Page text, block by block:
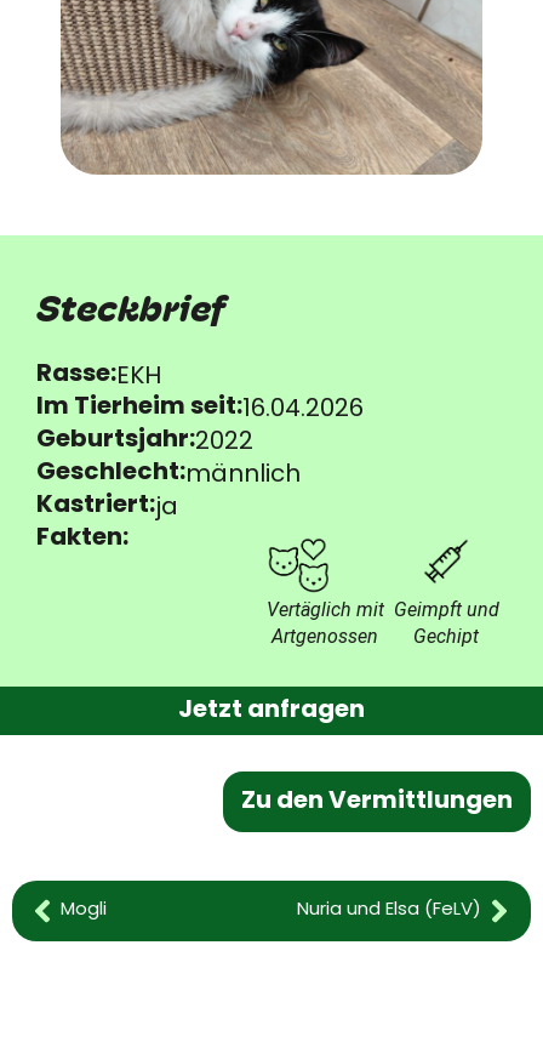
Steckbrief
Rasse:EKH
Im Tierheim seit:16.04.2026
Geburtsjahr:2022
Geschlecht:männlich
Kastriert:ja
Fakten:
Vertäglich mit
Artgenossen
Geimpft und
Gechipt
Jetzt anfragen
Zu den Vermittlungen
Mogli Nuria und Elsa (FeLV)